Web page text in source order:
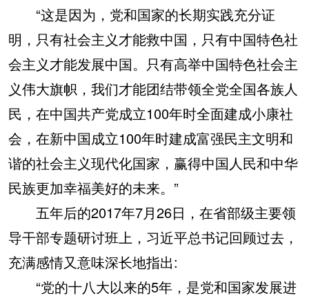
“这是因为，党和国家的长期实践充分证
明，只有社会主义才能救中国，只有中国特色社
会主义才能发展中国。只有高举中国特色社会主
义伟大旗帜，我们才能团结带领全党全国各族人
民，在中国共产党成立100年时全面建成小康社
会，在新中国成立100年时建成富强民主文明和
谐的社会主义现代化国家，赢得中国人民和中华
民族更加幸福美好的未来。”
五年后的2017年7月26日，在省部级主要领
导干部专题研讨班上，习近平总书记回顾过去，
充满感情又意味深长地指出:
“党的十八大以来的5年，是党和国家发展进